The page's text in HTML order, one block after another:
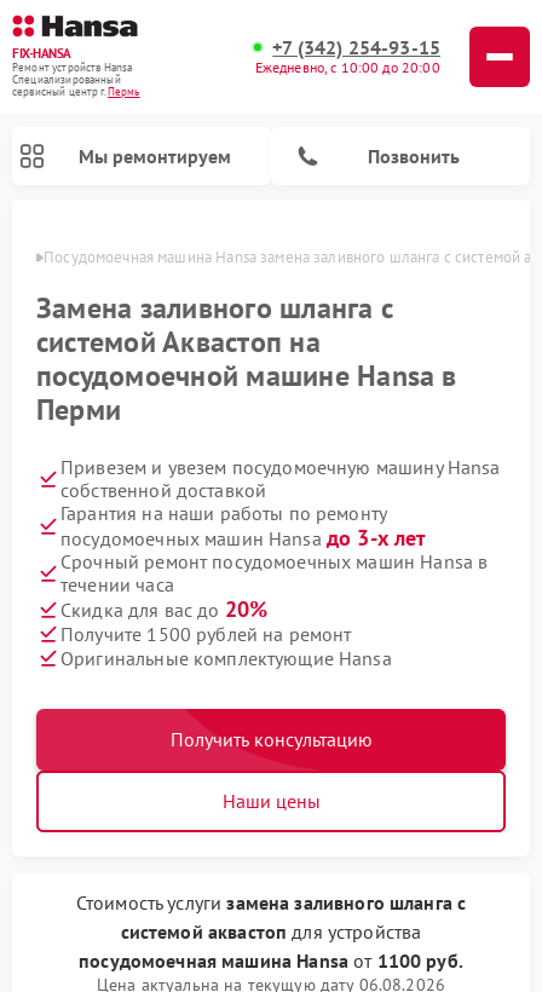
FIX-HANSA
Ремонт устройств Hansa
Специализированный
cервисный центр г.Пермь
+7 (342) 254-93-15
Ежедневно, с 10:00 до 20:00
Мы ремонтируем Позвонить
Посудомоечная машина Hansa замена заливного шланга с системой
Замена заливного шланга с
системой Аквастоп на
посудомоечной машине Hansa в
Перми
Привезем и увезем посудомоечную машину Hansa
собственной доставкой
Гарантия на наши работы по ремонту
посудомоечных машин Hansa до 3-х лет
Срочный ремонт посудомоечных машин Hansa в
течении часа
Скидка для вас до 20%
Получите 1500 рублей на ремонт
Оригинальные комплектующие Hansa
Получить консультацию
Наши цены
Стоимость услугизамена заливного шланга с
системой аквастоп для устройства
посудомоечная машина Hansaот 1100 руб.
Цена актуальна на текущую дату 06.08.2026